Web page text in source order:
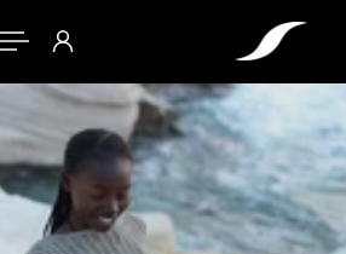
SPRINGEN